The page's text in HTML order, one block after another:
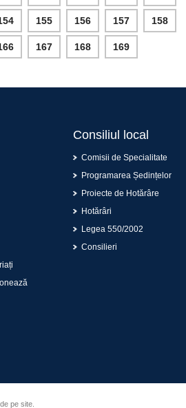
155 156 157 158
167 168 169
Consiliul local
Comisii de Specialitate
Programarea Ședințelor
Proiecte de Hotărâre
Hotărâri
Legea 550/2002
Consilieri
pe site.